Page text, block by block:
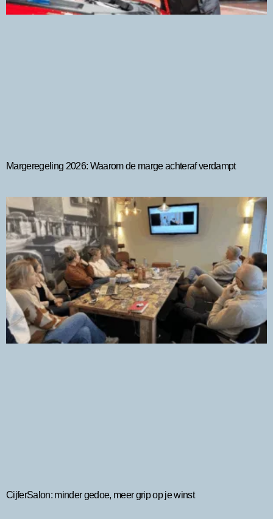
Margeregeling 2026: Waarom de marge achteraf verdampt
CijferSalon: minder gedoe, meer grip op je winst